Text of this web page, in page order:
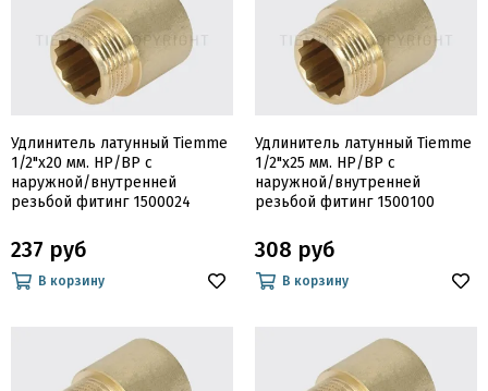
Удлинитель латунный Tiemme
1/2"х20 мм. НР/ВР с
наружной/внутренней
резьбой фитинг 1500024
237 руб
В корзину
Удлинитель латунный Tiemme
1/2"х25 мм. НР/ВР с
наружной/внутренней
резьбой фитинг 1500100
308 руб
В корзину